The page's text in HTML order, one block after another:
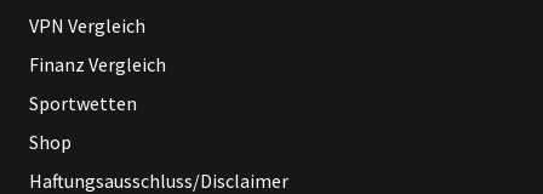
VPN Vergleich
Finanz Vergleich
Sportwetten
Shop
Haftungsausschluss/Disclaimer